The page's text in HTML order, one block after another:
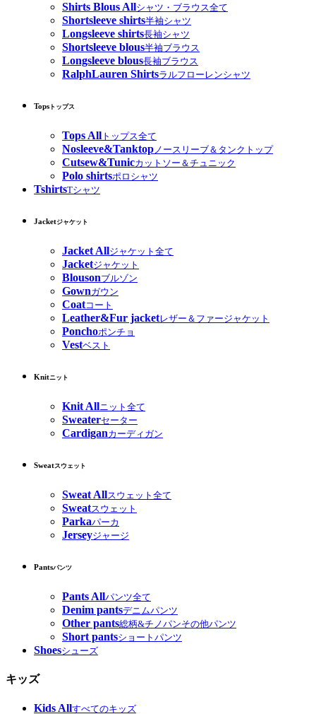
Shirts Blous Allシャツ・ブラウス全て
Shortsleeve shirts半袖シャツ
Longsleeve shirts長袖シャツ
Shortsleeve blous半袖ブラウス
Longsleeve blous長袖ブラウス
RalphLauren Shirtsラルフローレンシャツ
Tops トップス
Tops All トップス全て
Nosleeve&Tanktop ノースリーブ＆タンクトップ
Cutsew&Tunicカットソー＆チュニック
Polo shirtsポロシャツ
TshirtsTシャツ
Jacketジャケット
Jacket Allジャケット全て
Jacketジャケット
Blousonブルゾン
Gownガウン
Coatコート
Leather&Fur jacketレザー＆ファージャケット
Ponchoポンチョ
Vestベスト
Knitニット
Knit Allニット全て
Sweaterセーター
Cardiganカーディガン
Sweatスウェット
Sweat Allスウェット全て
Sweatスウェット
Parkaパーカ
Jerseyジャージ
Pantsパンツ
Pants Allパンツ全て
Denim pantsデニムパンツ
Other pants総柄&チノパンその他パンツ
Short pantsショートパンツ
Shoesシューズ
キッズ
Kids Allすべてのキッズ